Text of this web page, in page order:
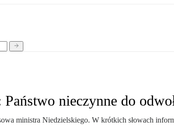
nieczynne do
ministra Niedzielskiego. W krótkich słowach